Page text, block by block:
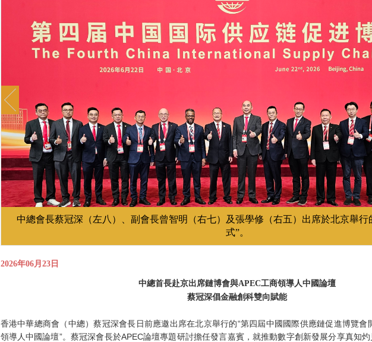
中總會長蔡冠深（左八）、副會長曾智明（右七）及張學修（右五）出席於北京舉行
式”。
Previous
2026年06月23日
中總首長赴京出席鏈博會與APEC工商領導人中國論壇
蔡冠深倡金融創科雙向賦能
香港中華總商會（中總）蔡冠深會長日前應邀出席在北京舉行的“第四屆中國國際供應鏈促進博覽會
領導人中國論壇”。蔡冠深會長於APEC論壇專題研討擔任發言嘉賓，就推動數字創新發展分享真知